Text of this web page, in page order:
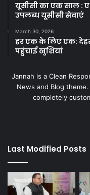
यूसीसी का एक साल :
उपलब्ध यूसीसी सेवाएं
March 30, 2026
हर एक के लिए एक:
पहुंचाई खुशियां
Jannah is a Clean
News and Blog
completely
Last Modified Posts